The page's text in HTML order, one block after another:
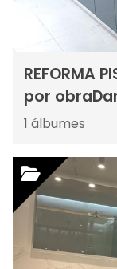
REFORMA
por
1 álbumes